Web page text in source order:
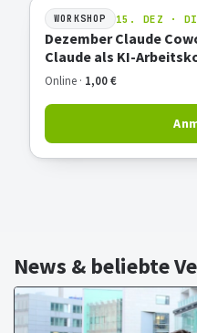
WORKSHOP 15. DEZ ·
Dezember Claude
Claude als KI-
produktiv nutzt
Online · 1,00 €
News & beliebte